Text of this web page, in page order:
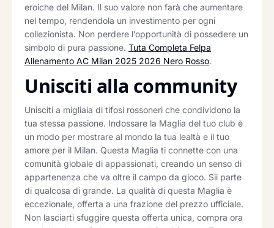
eroiche del Milan. Il suo valore non farà che aumentare
nel tempo, rendendola un investimento per ogni
collezionista. Non perdere l’opportunità di possedere un
simbolo di pura passione. Tuta Completa Felpa
Allenamento AC Milan 2025 2026 Nero Rosso.
Unisciti alla community
Unisciti a migliaia di tifosi rossoneri che condividono la
tua stessa passione. Indossare la Maglia del tuo club è
un modo per mostrare al mondo la tua lealtà e il tuo
amore per il Milan. Questa Maglia ti connette con una
comunità globale di appassionati, creando un senso di
appartenenza che va oltre il campo da gioco. Sii parte
di qualcosa di grande. La qualità di questa Maglia è
eccezionale, offerta a una frazione del prezzo ufficiale.
Non lasciarti sfuggire questa offerta unica, compra ora